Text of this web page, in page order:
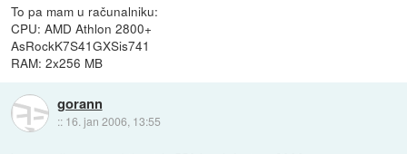
To pa mam u računalniku:
CPU: AMD Athlon 2800+
AsRockK7S41GXSis741
RAM: 2x256 MB
gorann
:: 16. jan 2006, 13:55